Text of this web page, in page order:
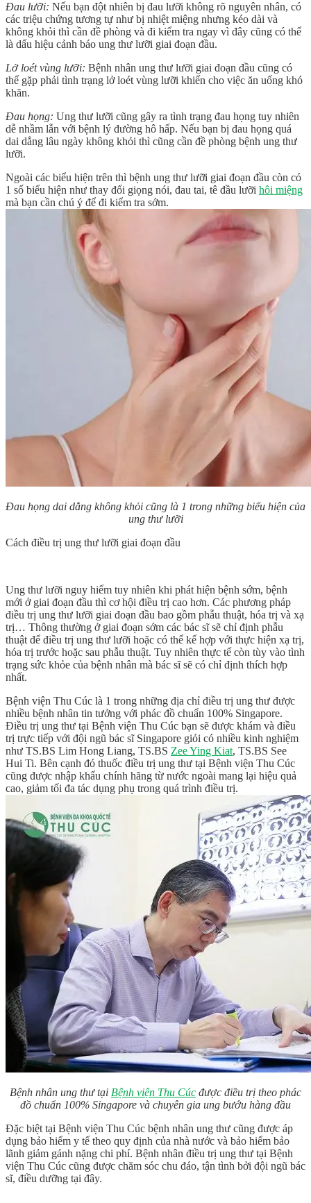
Đau lưỡi: Nếu bạn đột nhiên bị đau lưỡi không rõ nguyên nhân, có
các triệu chứng tương tự như bị nhiệt miệng nhưng kéo dài và
không khỏi thì cần đề phòng và đi kiểm tra ngay vì đây cũng có thể
là dấu hiệu cảnh báo ung thư lưỡi giai đoạn đầu.
Lở loét vùng lưỡi: Bệnh nhân ung thư lưỡi giai đoạn đầu cũng có
thể gặp phải tình trạng lở loét vùng lưỡi khiến cho việc ăn uống khó
khăn.
Đau họng: Ung thư lưỡi cũng gây ra tình trạng đau họng tuy nhiên
dễ nhầm lẫn với bệnh lý đường hô hấp. Nếu bạn bị đau họng quá
dai dẳng lâu ngày không khỏi thì cũng cần đề phòng bệnh ung thư
lưỡi.
Ngoài các biểu hiện trên thì bệnh ung thư lưỡi giai đoạn đầu còn có
1 số biểu hiện như thay đổi giọng nói, đau tai, tê đầu lưỡi hôi miệng
mà bạn cần chú ý để đi kiểm tra sớm.
Đau họng dai dẳng không khỏi cũng là 1 trong những biểu hiện của
ung thư lưỡi
Cách điều trị ung thư lưỡi giai đoạn đầu
Ung thư lưỡi nguy hiểm tuy nhiên khi phát hiện bệnh sớm, bệnh
mới ở giai đoạn đầu thì cơ hội điều trị cao hơn. Các phương pháp
điều trị ung thư lưỡi giai đoạn đầu bao gồm phẫu thuật, hóa trị và xạ
trị… Thông thường ở giai đoạn sớm các bác sĩ sẽ chỉ định phẫu
thuật để điều trị ung thư lưỡi hoặc có thể kế hợp với thực hiện xạ trị,
hóa trị trước hoặc sau phẫu thuật. Tuy nhiên thực tế còn tùy vào tình
trạng sức khỏe của bệnh nhân mà bác sĩ sẽ có chỉ định thích hợp
nhất.
Bệnh viện Thu Cúc là 1 trong những địa chỉ điều trị ung thư được
nhiều bệnh nhân tin tưởng với phác đồ chuẩn 100% Singapore.
Điều trị ung thư tại Bệnh viện Thu Cúc bạn sẽ được khám và điều
trị trực tiếp với đội ngũ bác sĩ Singapore giỏi có nhiều kinh nghiệm
như TS.BS Lim Hong Liang, TS.BS Zee Ying Kiat, TS.BS See
Hui Ti. Bên cạnh đó thuốc điều trị ung thư tại Bệnh viện Thu Cúc
cũng được nhập khẩu chính hãng từ nước ngoài mang lại hiệu quả
cao, giảm tối đa tác dụng phụ trong quá trình điều trị.
Bệnh nhân ung thư tại Bệnh viện Thu Cúc được điều trị theo phác
đồ chuẩn 100% Singapore và chuyên gia ung bướu hàng đầu
Đặc biệt tại Bệnh viện Thu Cúc bệnh nhân ung thư cũng được áp
dụng bảo hiểm y tế theo quy định của nhà nước và bảo hiểm bảo
lãnh giảm gánh nặng chi phí. Bệnh nhân điều trị ung thư tại Bệnh
viện Thu Cúc cũng được chăm sóc chu đáo, tận tình bởi đội ngũ bác
sĩ, điều dưỡng tại đây.